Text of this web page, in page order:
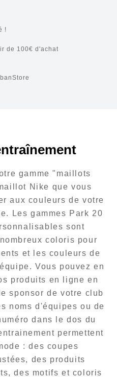
!
de 100€ d'achat
gamme "maillots
Nike que vous
aux couleurs de votre
Les gammes Park 20
sont
coloris pour
et les couleurs de
Vous pouvez en
produits en ligne en
sponsor de votre club
noms d'équipes ou de
dans le dos du
permettent
: des coupes
des produits
des motifs et coloris